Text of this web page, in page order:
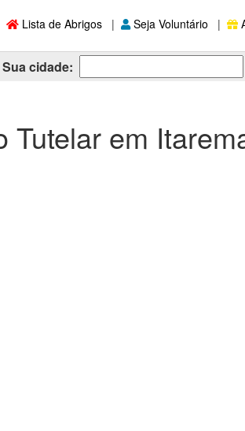
Lista de Abrigos | Seja Voluntário |
Sua cidade:
Tutelar em